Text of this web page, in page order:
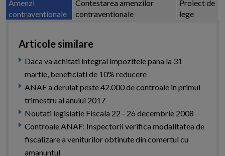
Amenzi
contraventionale
Contestarea amenzilor
contraventionale
Proiect de
lege
Articole similare
Daca va achitati integral impozitele pana la 31
martie, beneficiati de 10% reducere
ANAF a derulat peste 42.000 de controale in primul
trimestru al anului 2017
Noutati legislatie Fiscala 22 - 26 decembrie 2008
Controale ANAF: Inspectorii verifica modalitatea de
fiscalizare a veniturilor obtinute din comertul cu
amanuntul